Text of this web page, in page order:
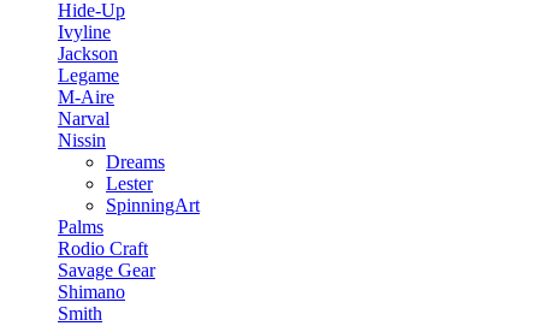
Hide-Up
Ivyline
Jackson
Legame
M-Aire
Narval
Nissin
Dreams
Lester
SpinningArt
Palms
Rodio Craft
Savage Gear
Shimano
Smith